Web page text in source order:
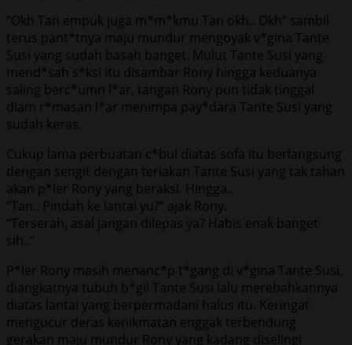
“Okh Tan empuk juga m*m*kmu Tan okh.. Okh” sambil
terus pant*tnya maju mundur mengoyak v*gina Tante
Susi yang sudah basah banget. Mulut Tante Susi yang
mend*sah s*ksi itu disambar Rony hingga keduanya
saling berc*umn l*ar, tangan Rony pun tidak tinggal
diam r*masan l*ar menimpa pay*dara Tante Susi yang
sudah keras.
Cukup lama perbuatan c*bul diatas sofa itu berlangsung
dengan sengit dengan teriakan Tante Susi yang tak tahan
akan p*ler Rony yang beraksi. Hingga..
“Tan.. Pindah ke lantai yu?” ajak Rony.
“Terserah, asal jangan dilepas ya? Habis enak banget
sih..”
P*ler Rony masih menanc*p t*gang di v*gina Tante Susi,
diangkatnya tubuh b*gil Tante Susi lalu merebahkannya
diatas lantai yang berpermadani halus itu. Keringat
mengucur deras kenikmatan enggak terbendung
gerakan maju mundur Rony yang kadang diselingi